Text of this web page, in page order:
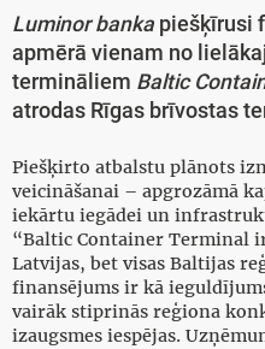
Luminor banka piešķīrusi
apmērā vienam no
termināliem Baltic
atrodas Rīgas brīvostas
Piešķirto atbalstu plānots
veicināšanai – apgrozāmā
iekārtu iegādei un
“Baltic Container Terminal
Latvijas, bet visas Baltijas
finansējums ir kā
vairāk stiprinās reģiona
izaugsmes iespējas.